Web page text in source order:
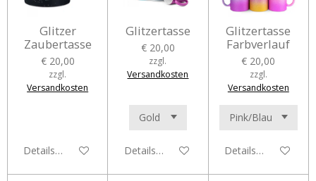
Glitzer
Zaubertasse
€ 20,00
zzgl.
Versandkosten
Details anzeigen
Glitzertasse
€ 20,00
zzgl.
Versandkosten
Details anzeigen
Glitzertasse
Farbverlauf
€ 20,00
zzgl.
Versandkosten
Details anzeigen